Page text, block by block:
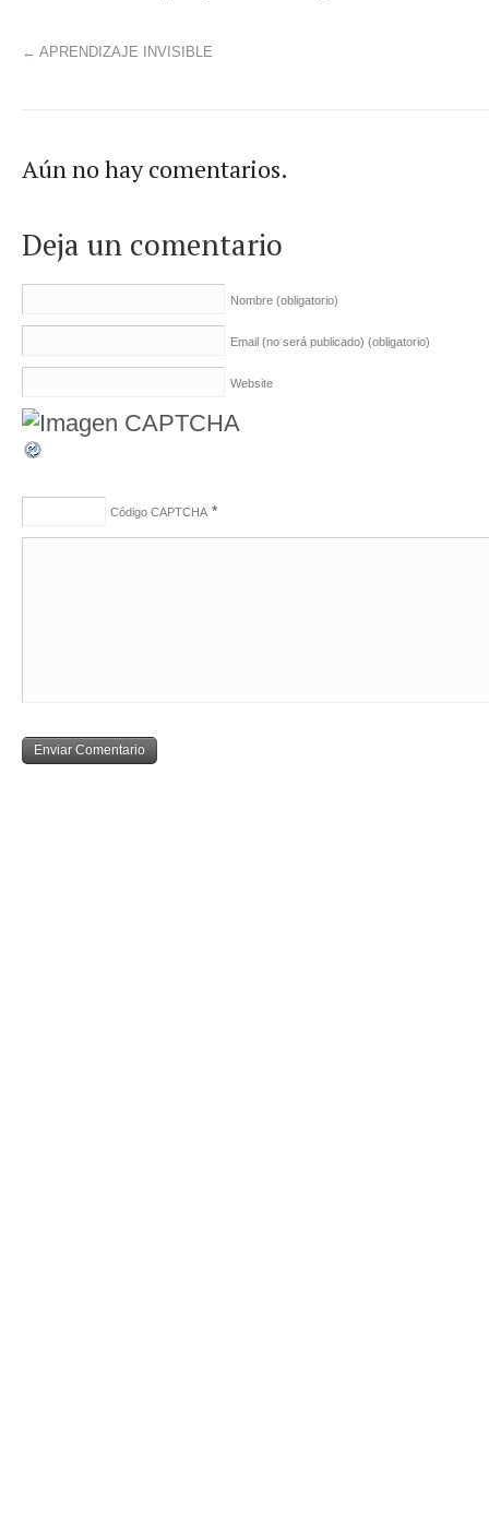
← APRENDIZAJE INVISIBLE
Aún no hay comentarios.
Deja un comentario
Nombre (obligatorio)
Email (no será publicado) (obligatorio)
Website
Código CAPTCHA *